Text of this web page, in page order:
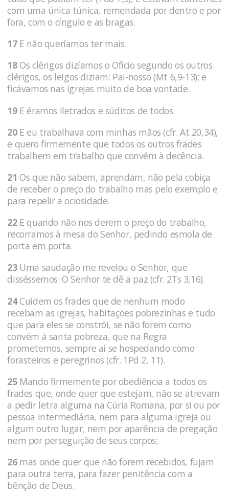
com uma única túnica, remendada por dentro e por
fora, com o cíngulo e as bragas.
17E não queríamos ter mais.
18Os clérigos dizíamos o Ofício segundo os outros
clérigos, os leigos diziam: Pai-nosso (Mt 6,9-13); e
ficávamos nas igrejas muito de boa vontade.
19E éramos iletrados e súditos de todos.
20E eu trabalhava com minhas mãos (cfr. At 20,34),
e quero firmemente que todos os outros frades
trabalhem em trabalho que convém à decência.
21 Os que não sabem, aprendam, não pela cobiça
de receber o preço do trabalho mas pelo exemplo e
para repelir a ociosidade.
22E quando não nos derem o preço do trabalho,
recorramos à mesa do Senhor, pedindo esmola de
porta em porta.
23Uma saudação me revelou o Senhor, que
disséssemos: O Senhor te dê a paz (cfr. 2Ts 3,16).
24Cuidem os frades que de nenhum modo
recebam as igrejas, habitações pobrezinhas e tudo
que para eles se constrói, se não forem como
convém à santa pobreza, que na Regra
prometemos, sempre aí se hospedando como
forasteiros e peregrinos (cfr. 1Pd 2, 11).
25Mando firmemente por obediência a todos os
frades que, onde quer que estejam, não se atrevam
a pedir letra alguma na Cúria Romana, por si ou por
pessoa intermediária, nem para alguma igreja ou
algum outro lugar, nem por aparência de pregação
nem por perseguição de seus corpos;
26mas onde quer que não forem recebidos, fujam
para outra terra, para fazer penitência com a
bênção de Deus.